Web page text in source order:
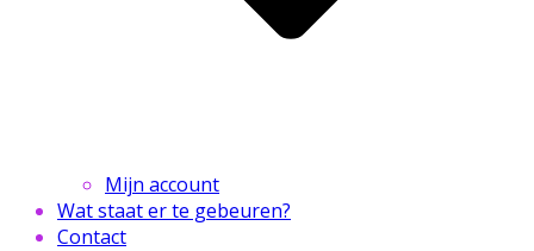
Mijn account
Wat staat er te gebeuren?
Contact